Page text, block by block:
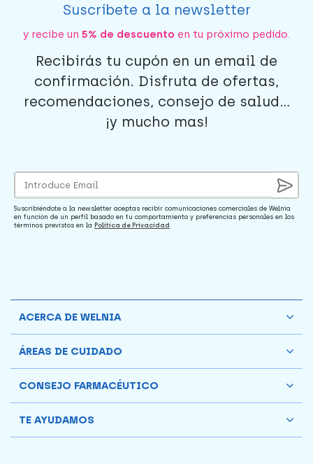
Suscríbete a la newsletter
y recibe un 5% de descuento en tu próximo pedido.
Recibirás tu cupón en un email de
confirmación. Disfruta de ofertas,
recomendaciones, consejo de salud...
¡y mucho mas!
Suscribiéndote a la newsletter aceptas recibir comunicaciones comerciales de Welnia
en función de un perfil basado en tu comportamiento y preferencias personales en los
términos previstos en la Política de Privacidad
ACERCA DE WELNIA
ÁREAS DE CUIDADO
CONSEJO FARMACÉUTICO
TE AYUDAMOS